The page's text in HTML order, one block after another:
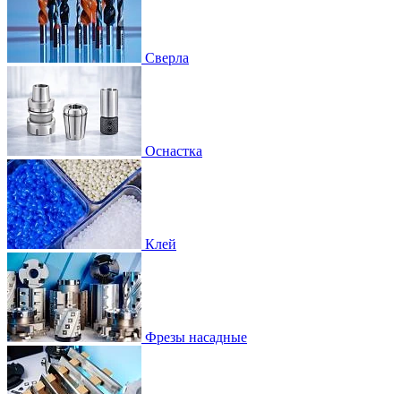
Сверла
Оснастка
Клей
Фрезы насадные